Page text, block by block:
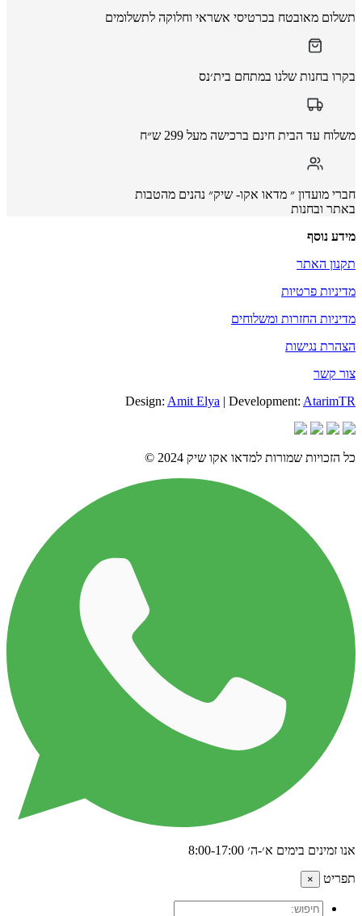
תשלום מאובטח בכרטיסי אשראי וחלוקה לתשלומים
בקרו בחנות שלנו במתחם בית׳נס
משלוח עד הבית חינם ברכישה מעל 299 ש״ח
חברי מועדון ״ מדאו אקו- שיק״ נהנים מהטבות
באתר ובחנות
מידע נוסף
תקנון האתר
מדיניות פרטיות
מדיניות החזרות ומשלוחים
הצהרת נגישות
צור קשר
Design: Amit Elya | Development: AtarimTR
כל הזכויות שמורות למדאו אקו שיק 2024 ©
אנו זמינים בימים א׳-ה׳ 8:00-17:00
תפריט ×